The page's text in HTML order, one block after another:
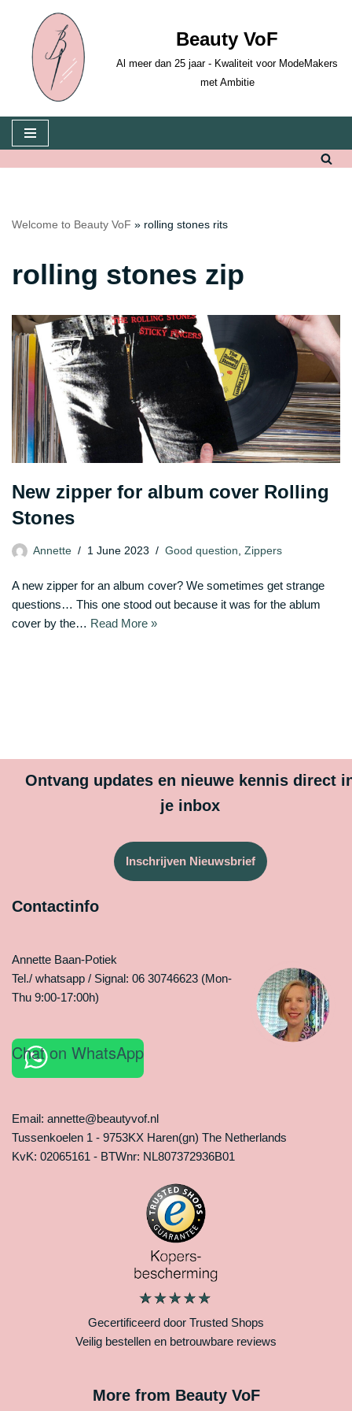
Skip
content
Beauty VoF
Al meer dan 25 jaar - Kwaliteit voor ModeMakers
met Ambitie
Welcome to Beauty VoF » rolling stones rits
rolling stones zip
New zipper for album cover Rolling
Stones
Annette 1 June 2023 Good question Zippers
A new zipper for an album cover? We sometimes get strange
questions… This one stood out because it was for the ablum
cover by the… Read More »
Ontvang updates en nieuwe kennis direct
je inbox
Inschrijven Nieuwsbrief
Contactinfo
Annette Baan-Potiek
Tel./ whatsapp / Signal: 06 30746623 (Mon-
Thu 9:00-17:00h)
Chat on WhatsApp
Email: annette@beautyvof.nl
Tussenkoelen 1 - 9753KX Haren(gn) The Netherlands
KvK: 02065161 - BTWnr: NL807372936B01
Gecertificeerd door Trusted Shops
Veilig bestellen en betrouwbare reviews
More from Beauty VoF